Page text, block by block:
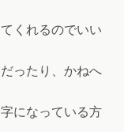
くれるのでいい
ったり、かねへ
になっている方